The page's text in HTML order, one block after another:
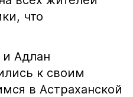
что
Адлан
к своим
в Астраханской